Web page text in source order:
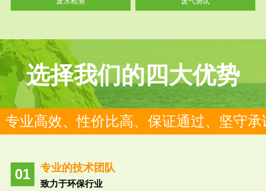
选择我们的四大优势
专业高效、性价比高、保证通过、坚守承
专业的技术团队
致力于环保行业